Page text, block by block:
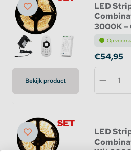
Bekijk product
LED
3000K –
Op
€54,95
LED
Wit